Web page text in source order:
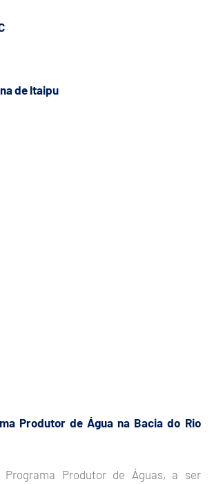
de Itaipu
Produtor de Água na Bacia do Rio
Programa Produtor de Águas, a ser